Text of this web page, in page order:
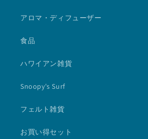
アロマ・ディフューザー
食品
ハワイアン雑貨
Snoopy's Surf
フェルト雑貨
お買い得セット